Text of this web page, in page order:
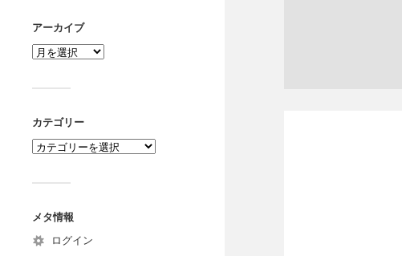
アーカイブ
カテゴリー
メタ情報
ログイン